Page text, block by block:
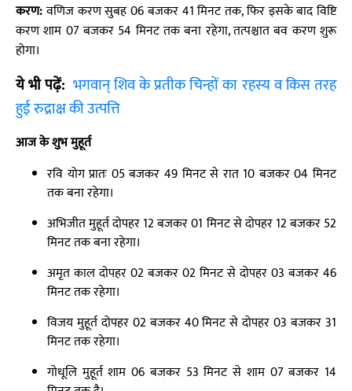
करण:वणिज करण सुबह 06 बजकर 41 मिनट तक, फिर इसके बाद विष्टि
करण शाम 07 बजकर 54 मिनट तक बना रहेगा, तत्पश्चात बव करण शुरू
होगा।
ये भी पढ़ें: भगवान् शिव के प्रतीक चिन्हों का रहस्य व किस तरह
हुई रुद्राक्ष की उत्पत्ति
आज के शुभ मुहूर्त
रवि योग प्रातः 05 बजकर 49 मिनट से रात 10 बजकर 04 मिनट
तक बना रहेगा।
अभिजीत मुहूर्त दोपहर 12 बजकर 01 मिनट से दोपहर 12 बजकर 52
मिनट तक बना रहेगा।
अमृत काल दोपहर 02 बजकर 02 मिनट से दोपहर 03 बजकर 46
मिनट तक रहेगा।
विजय मुहूर्त दोपहर 02 बजकर 40 मिनट से दोपहर 03 बजकर 31
मिनट तक रहेगा।
गोधूलि मुहूर्त शाम 06 बजकर 53 मिनट से शाम 07 बजकर 14